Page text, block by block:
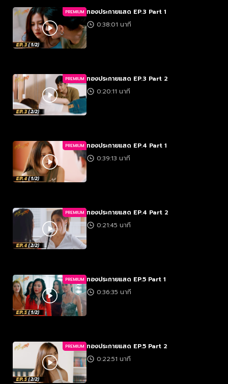
PREMIUM ทองประกายแสด EP.3 Part 1
0:38:01 นาที
PREMIUM ทองประกายแสด EP.3 Part 2
0:20:11 นาที
PREMIUM ทองประกายแสด EP.4 Part 1
0:39:13 นาที
PREMIUM ทองประกายแสด EP.4 Part 2
0:21:45 นาที
PREMIUM ทองประกายแสด EP.5 Part 1
0:36:35 นาที
PREMIUM ทองประกายแสด EP.5 Part 2
0:22:51 นาที